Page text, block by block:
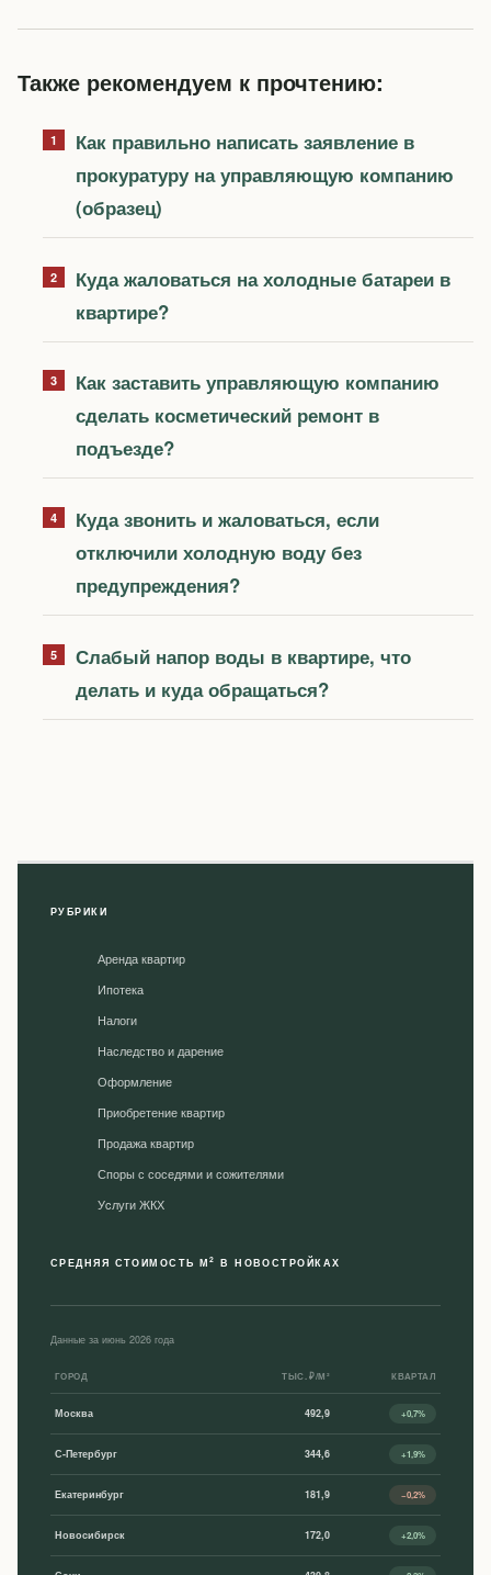
Также рекомендуем к прочтению:
Как правильно написать заявление в
прокуратуру на управляющую компанию
(образец)
Куда жаловаться на холодные батареи в
квартире?
Как заставить управляющую компанию
сделать косметический ремонт в
подъезде?
Куда звонить и жаловаться, если
отключили холодную воду без
предупреждения?
Слабый напор воды в квартире, что
делать и куда обращаться?
РУБРИКИ
Аренда квартир
Ипотека
Налоги
Наследство и дарение
Оформление
Приобретение квартир
Продажа квартир
Споры с соседями и сожителями
Уcлуги ЖКХ
СРЕДНЯЯ СТОИМОСТЬ М2 В НОВОСТРОЙКАХ
Данные за июнь 2026 года
ГОРОД ТЫС. ₽/М² КВАРТАЛ
Москва 492,9 +0,7%
С-Петербург 344,6 +1,9%
Екатеринбург 181,9 −0,2%
Новосибирск 172,0 +2,0%